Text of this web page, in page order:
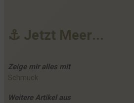
⚓ Jetzt Meer...
Zeige mir alles mit
Schmuck
Weitere Artikel aus